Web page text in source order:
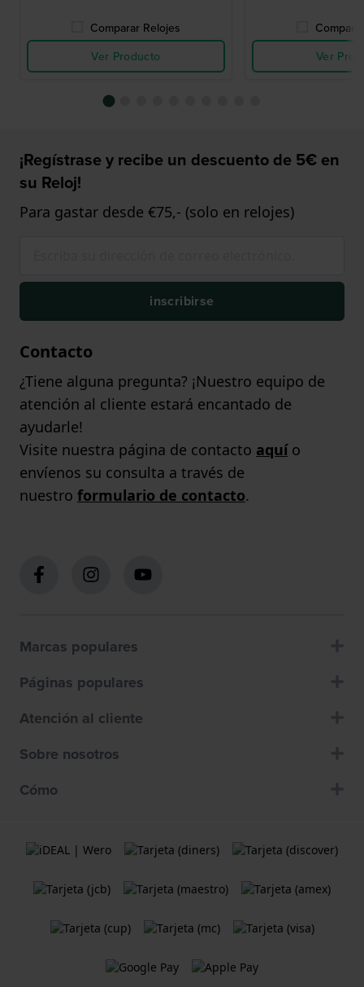
Comparar Relojes
Ver Producto
Ver
¡Regístrase y recibe un descuento de 5€ en
su Reloj!
Para gastar desde €75,- (solo en relojes)
inscribirse
Contacto
¿Tiene alguna pregunta? ¡Nuestro equipo de
atención al cliente estará encantado de
ayudarle!
Visite nuestra página de contacto aquío
envíenos su consulta a través de
nuestro formulario de contacto.
Marcas populares
Páginas populares
Atención al cliente
Sobre nosotros
Cómo